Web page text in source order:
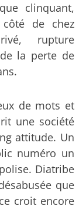
clinquant,
de chez
rupture
la perte de
de mots et
une société
attitude. Un
numéro un
Diatribe
que
croit encore